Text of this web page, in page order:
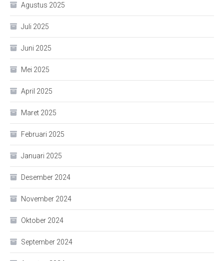
Agustus 2025
Juli 2025
Juni 2025
Mei 2025
April 2025
Maret 2025
Februari 2025
Januari 2025
Desember 2024
November 2024
Oktober 2024
September 2024